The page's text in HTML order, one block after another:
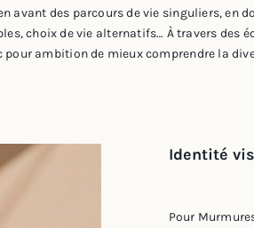
avant des parcours de vie singuliers, en
choix de vie alternatifs… À travers des
pour ambition de mieux comprendre la
Identité
Pour